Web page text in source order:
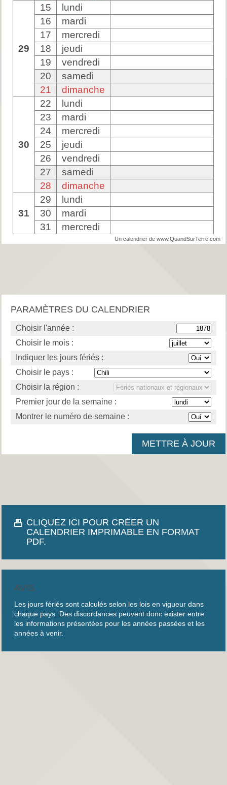
29
15
lundi
16
mardi
17
mercredi
18
jeudi
19
vendredi
20
samedi
21
dimanche
30
22
lundi
23
mardi
24
mercredi
25
jeudi
26
vendredi
27
samedi
28
dimanche
31
29
lundi
30
mardi
31
mercredi
Un calendrier de www.QuandSurTerre.com
PARAMÈTRES DU CALENDRIER
Choisir l'année :
Choisir le mois :
Indiquer les jours fériés :
Choisir le pays :
Choisir la région :
Premier jour de la semaine :
Montrer le numéro de semaine :
CLIQUEZ ICI POUR CRÉER UN
CALENDRIER IMPRIMABLE EN FORMAT
PDF.
AVIS
Les jours fériés sont calculés selon les lois en vigueur dans
chaque pays. Des discordances peuvent donc exister entre
les informations présentées pour les années passées et les
années à venir.